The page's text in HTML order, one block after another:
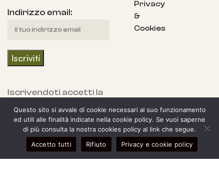
Indirizzo email:
Iscrivendoti accetti la
nostra Informativa
sulla privacy e fornisci
il consenso a ricevere
aggiornamenti dalla
nostra azienda.
Privacy
&
Cookies
laterale
Il mio account
0
Carrello
Questo sito si avvale di cookie necessari al suo funzionamento
ed utili alle finalità indicate nella cookie policy. Se vuoi saperne
di più consulta la nostra cookies policy al link che segue.
Accetto tutti
Rifiuto Privacy e cookie policy